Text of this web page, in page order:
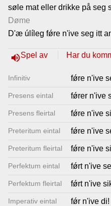
søle mat eller drikke på seg
Døme
D'æ úlíleg fǿre n'ive seg itt
volume_upSpel av Har du
Infinitiv fǿre n'ive
Presens eintal fǿrer n'ive
Presens fleirtal fǿre n'ive
Preteritum eintal fǿre n'ive
Preteritum fleirtal fǿre n'ive
Perfektum eintal fǿrt n'ive
Perfektum fleirtal fǿrt n'ive
Imperativ eintal fǿr n'ive di!
Gjestebok
Nyhende
Lenkjer
oss